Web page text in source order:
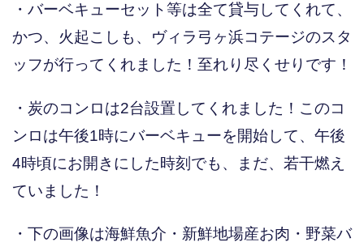
・バーベキューセット等は全て貸与してくれて、
かつ、火起こしも、ヴィラ弓ヶ浜コテージのスタ
ッフが行ってくれました！至れり尽くせりです！
・炭のコンロは2台設置してくれました！このコ
ンロは午後1時にバーベキューを開始して、午後
4時頃にお開きにした時刻でも、まだ、若干燃え
ていました！
・下の画像は海鮮魚介・新鮮地場産お肉・野菜バ